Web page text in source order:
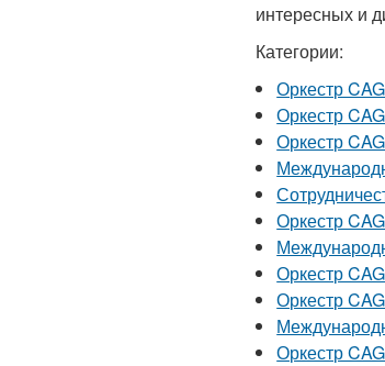
интересных и
Категории:
Оркестр
Оркестр
Оркестр
Оркестр
Оркестр
Оркестр
Оркестр